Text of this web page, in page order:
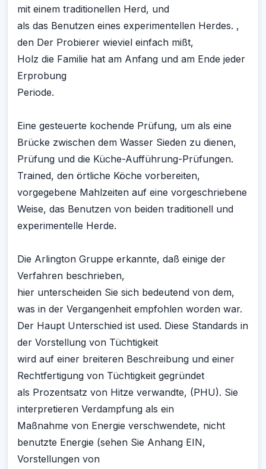
mit einem traditionellen Herd, und
als das Benutzen eines experimentellen Herdes. ,
den Der Probierer wieviel einfach mißt,
Holz die Familie hat am Anfang und am Ende jeder
Erprobung
Periode.
Eine gesteuerte kochende Prüfung, um als eine
Brücke zwischen dem Wasser Sieden zu dienen,
Prüfung und die Küche-Aufführung-Prüfungen.
Trained, den örtliche Köche vorbereiten,
vorgegebene Mahlzeiten auf eine vorgeschriebene
Weise, das Benutzen von beiden traditionell und
experimentelle Herde.
Die Arlington Gruppe erkannte, daß einige der
Verfahren beschrieben,
hier unterscheiden Sie sich bedeutend von dem,
was in der Vergangenheit empfohlen worden war.
Der Haupt Unterschied ist used. Diese Standards in
der Vorstellung von Tüchtigkeit
wird auf einer breiteren Beschreibung und einer
Rechtfertigung von Tüchtigkeit gegründet
als Prozentsatz von Hitze verwandte, (PHU). Sie
interpretieren Verdampfung als ein
Maßnahme von Energie verschwendete, nicht
benutzte Energie (sehen Sie Anhang EIN,
Vorstellungen von